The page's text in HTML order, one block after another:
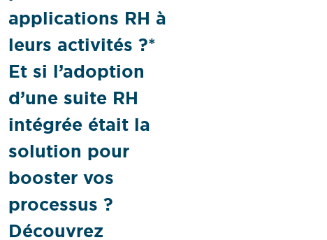
applications RH à
leurs activités ?*
Et si l’adoption
d’une suite RH
intégrée était la
solution pour
booster vos
processus ?
Découvrez